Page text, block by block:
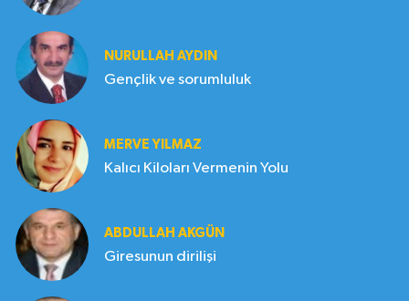
NURULLAH AYDIN
Gençlik ve sorumluluk
MERVE YILMAZ
Kalıcı Kiloları Vermenin Yolu
ABDULLAH AKGÜN
Giresunun dirilişi